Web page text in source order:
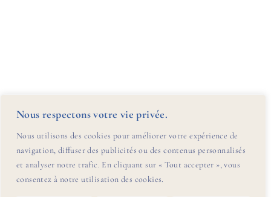
Nous respectons votre vie privée.
Nous utilisons des cookies pour améliorer votre expérience de
navigation, diffuser des publicités ou des contenus personnalisés
et analyser notre trafic. En cliquant sur « Tout accepter », vous
consentez à notre utilisation des cookies.